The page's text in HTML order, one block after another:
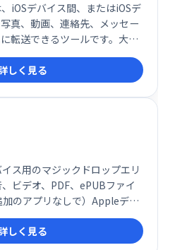
iOSデバイス間、またはiOSデ
真、動画、連絡先、メッセー
転送できるツールです。大切
動し、デバイス間のデータ管
しく見る
ス用のマジックドロップエリ
ビデオ、PDF、ePUBファイ
のアプリなしで）Appleデバ
ロップします。
しく見る